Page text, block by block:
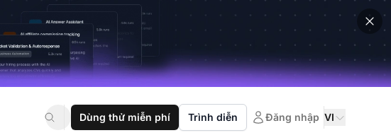
Dùng thử miễn phí Trình diễn Đăng nhập VI